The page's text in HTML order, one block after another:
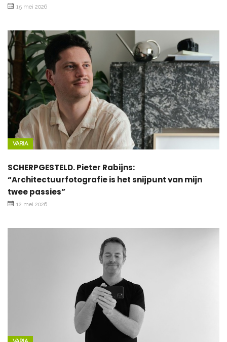
15 mei 2026
VARIA
SCHERPGESTELD. Pieter Rabijns:
“Architectuurfotografie is het snijpunt van mijn
twee passies”
12 mei 2026